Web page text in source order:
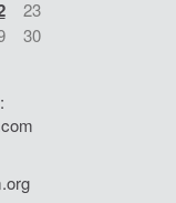
23
30